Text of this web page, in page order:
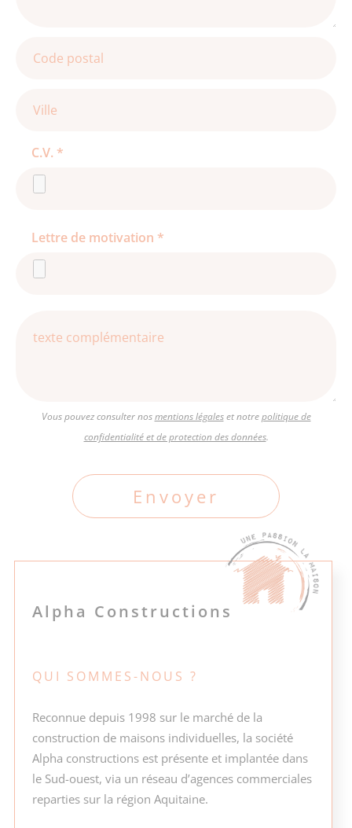
C.V. *
Lettre de motivation *
Vous pouvez consulter nosmentions légaleset notrepolitique de
confidentialité et de protection des données.
Alpha Constructions
QUI SOMMES-NOUS ?
Reconnue depuis 1998 sur le marché de la
construction de maisons individuelles, la société
Alpha constructions est présente et implantée dans
le Sud-ouest, via un réseau d’agences commerciales
reparties sur la région Aquitaine.